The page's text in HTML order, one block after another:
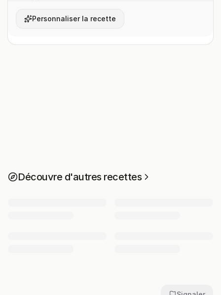
Personnaliser la recette
Découvre d'autres recettes